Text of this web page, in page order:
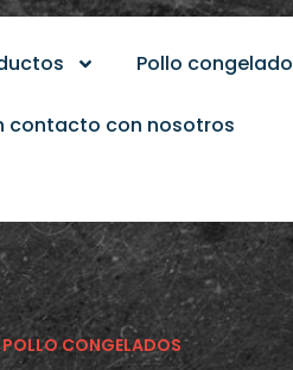
Pollo congelado
contacto con nosotros
CONGELADOS